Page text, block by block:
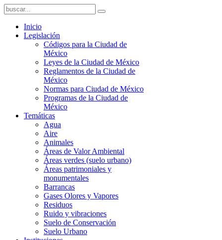
Inicio
Legislación
Códigos para la Ciudad de
México
Leyes de la Ciudad de México
Reglamentos de la Ciudad de
México
Normas para Ciudad de México
Programas de la Ciudad de
México
Temáticas
Agua
Aire
Animales
Áreas de Valor Ambiental
Áreas verdes (suelo urbano)
Áreas patrimoniales y
monumentales
Barrancas
Gases Olores y Vapores
Residuos
Ruido y vibraciones
Suelo de Conservación
Suelo Urbano